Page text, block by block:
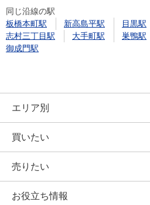
同じ沿線の駅
板橋本町駅
新高島平駅 目黒駅
志村三丁目駅
大手町駅 巣鴨駅
御成門駅
エリア別
買いたい
売りたい
お役立ち情報